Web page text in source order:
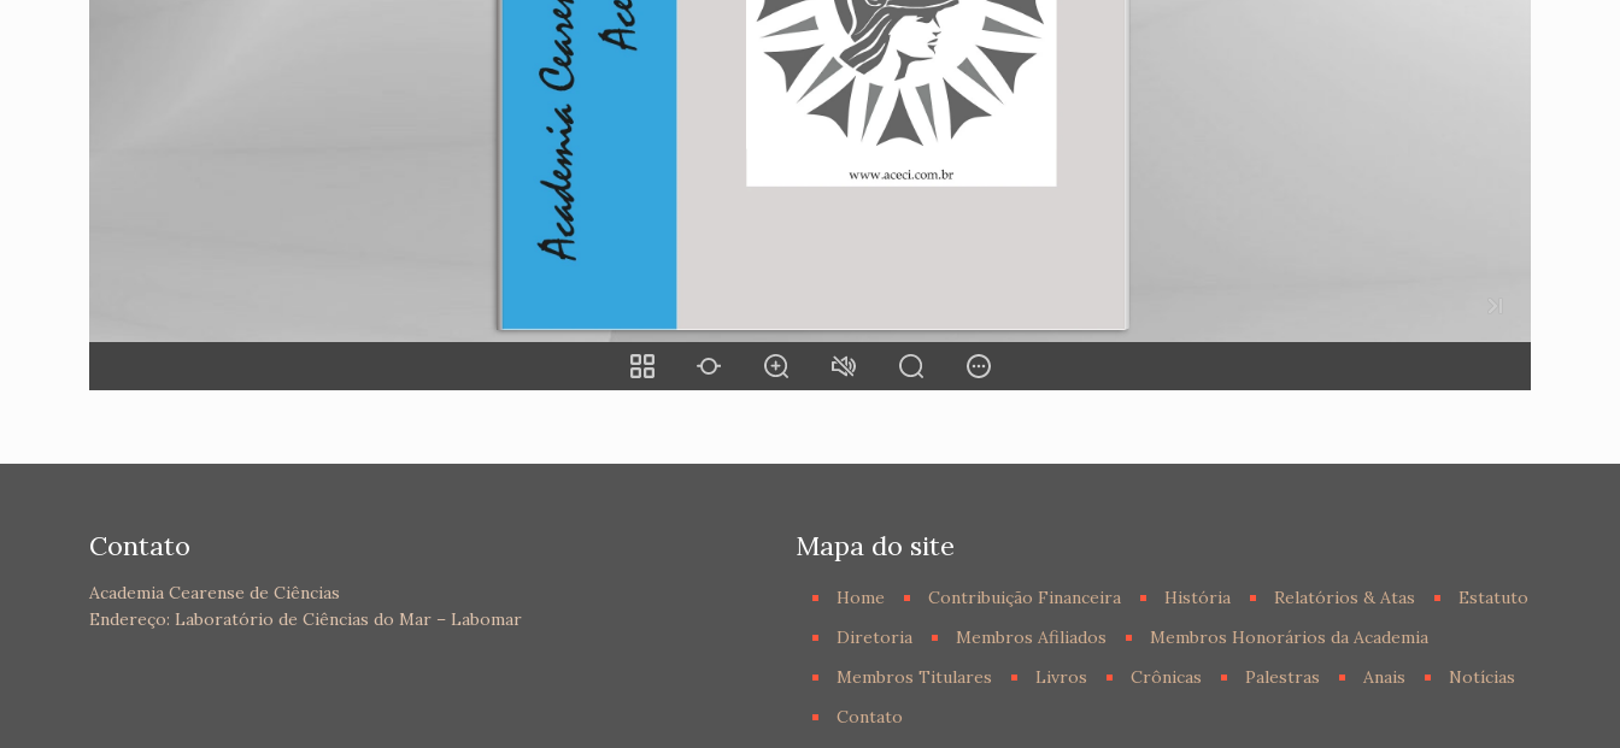
Contato
Academia Cearense de Ciências
Endereço: Laboratório de Ciências do Mar – Labomar
Mapa do site
Home Contribuição Financeira História Relatórios & Atas
Estatuto
Diretoria
Membros Afiliados
Membros Honorários da Academia
Membros Titulares
Livros Crônicas Palestras Anais
Notícias
Contato